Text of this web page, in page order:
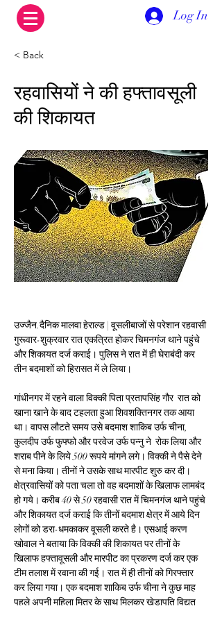
Log In
< Back
रहवासियों ने की हफ्तावसूली
की शिकायत
उज्जैन.दैनिक मालवा हेराल्ड | वूसलीबाजों से परेशान रहवासी
गुरूवार-शुक्रवार रात एकत्रित होकर चिमनगंज थाने पहुंचे
और शिकायत दर्ज कराई। पुलिस ने रात में ही घेराबंदी कर
तीन बदमाशों को हिरासत में ले लिया।
गांधीनगर में रहने वाला विक्की पिता प्रतापसिंह गौर  रात को
खाना खाने के बाद टहलता हुआ शिवशक्तिनगर तक आया
था। वापस लौटते समय उसे बदमाश शाकिब उर्फ चीना,
कुलदीप उर्फ फुफ्फो और परवेज उर्फ पन्नु ने  रोक लिया और
शराब पीने के लिये 500 रूपये मांगने लगे। विक्की ने पैसे देने
से मना किया। तीनों ने उसके साथ मारपीट शुरु कर दी।
क्षेत्रवासियों को पता चला तो वह बदमाशों के खिलाफ लामबंद
हो गये। करीब 40 से 50 रहवासी रात में चिमनगंज थाने पहुंचे
और शिकायत दर्ज कराई कि तीनों बदमाश क्षेत्र में आये दिन
लोगों को डरा-धमकाकर वूसली करते है। एसआई करण
खोवाल ने बताया कि विक्की की शिकायत पर तीनों के
खिलाफ हफ्तावूसली और मारपीट का प्रकरण दर्ज कर एक
टीम तलाश में रवाना की गई। रात में ही तीनों को गिरफ्तार
कर लिया गया। एक बदमाश शाकिब उर्फ चीना ने कुछ माह
पहले अपनी महिला मित्र के साथ मिलकर खेड़ापति विद्युत